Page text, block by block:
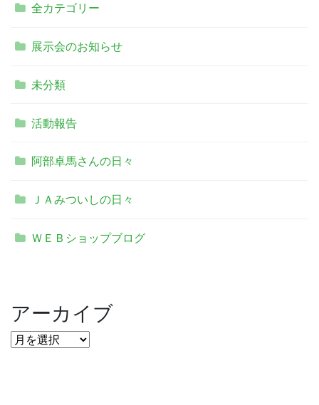
全カテゴリー
展示会のお知らせ
未分類
活動報告
阿部卓馬さんの日々
ＪＡみついしの日々
ＷＥＢショップブログ
アーカイブ
ア